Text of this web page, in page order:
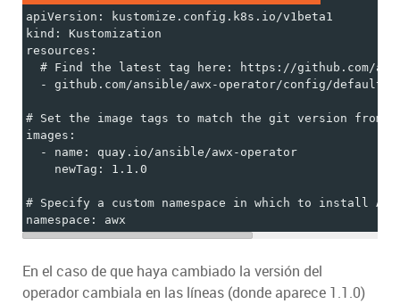
apiVersion: kustomize.config.k8s.io/v1beta1
kind: Kustomization
resources:
# Find the latest tag here: https://github.com/
- github.com/ansible/awx-operator/config/
# Set the image tags to match the git version from
images:
  - name: quay.io/ansible/awx-operator
    newTag: 1.1.0
# Specify a custom namespace in which to install AWX
namespace: awx
En el caso de que haya cambiado la versión del
operador cambiala en las líneas (donde aparece 1.1.0)